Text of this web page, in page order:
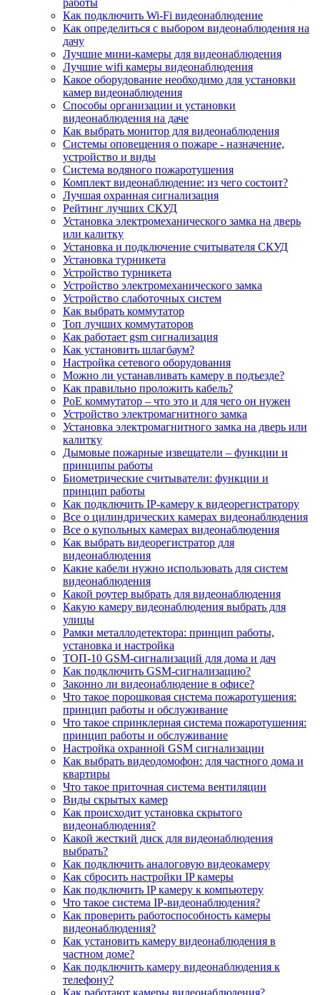
работы
Как подключить Wi-Fi видеонаблюдение
Как определиться с выбором видеонаблюдения на
дачу
Лучшие мини-камеры для видеонаблюдения
Лучшие wifi камеры видеонаблюдения
Какое оборудование необходимо для установки
камер видеонаблюдения
Способы организации и установки
видеонаблюдения на даче
Как выбрать монитор для видеонаблюдения
Системы оповещения о пожаре - назначение,
устройство и виды
Система водяного пожаротушения
Комплект видеонаблюдение: из чего состоит?
Лучшая охранная сигнализация
Рейтинг лучших СКУД
Установка электромеханического замка на дверь
или калитку
Установка и подключение считывателя СКУД
Установка турникета
Устройство турникета
Устройство электромеханического замка
Устройство слаботочных систем
Как выбрать коммутатор
Топ лучших коммутаторов
Как работает gsm сигнализация
Как установить шлагбаум?
Настройка сетевого оборудования
Можно ли устанавливать камеру в подъезде?
Как правильно проложить кабель?
PoE коммутатор – что это и для чего он нужен
Устройство электромагнитного замка
Установка электромагнитного замка на дверь или
калитку
Дымовые пожарные извещатели – функции и
принципы работы
Биометрические считыватели: функции и
принцип работы
Как подключить IP-камеру к видеорегистратору
Все о цилиндрических камерах видеонаблюдения
Все о купольных камерах видеонаблюдения
Как выбрать видеорегистратор для
видеонаблюдения
Какие кабели нужно использовать для систем
видеонаблюдения
Какой роутер выбрать для видеонаблюдения
Какую камеру видеонаблюдения выбрать для
улицы
Рамки металлодетектора: принцип работы,
установка и настройка
ТОП-10 GSM-сигнализаций для дома и дач
Как подключить GSM-сигнализацию?
Законно ли видеонаблюдение в офисе?
Что такое порошковая система пожаротушения:
принцип работы и обслуживание
Что такое спринклерная система пожаротушения:
принцип работы и обслуживание
Настройка охранной GSM сигнализации
Как выбрать видеодомофон: для частного дома и
квартиры
Что такое приточная система вентиляции
Виды скрытых камер
Как происходит установка скрытого
видеонаблюдения?
Какой жесткий диск для видеонаблюдения
выбрать?
Как подключить аналоговую видеокамеру
Как сбросить настройки IP камеры
Как подключить IP камеру к компьютеру
Что такое система IP-видеонаблюдения?
Как проверить работоспособность камеры
видеонаблюдения?
Как установить камеру видеонаблюдения в
частном доме?
Как подключить камеру видеонаблюдения к
телефону?
Как работают камеры видеонаблюдения?